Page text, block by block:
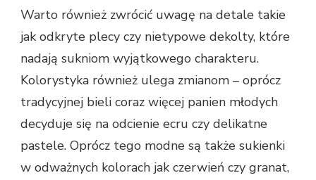
Warto również zwrócić uwagę na detale takie
jak odkryte plecy czy nietypowe dekolty, które
nadają sukniom wyjątkowego charakteru.
Kolorystyka również ulega zmianom – oprócz
tradycyjnej bieli coraz więcej panien młodych
decyduje się na odcienie ecru czy delikatne
pastele. Oprócz tego modne są także sukienki
w odważnych kolorach jak czerwień czy granat,